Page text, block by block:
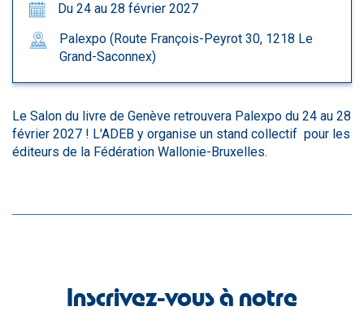
Le Salon du livre de Genève retrouvera Palexpo du 24 au 28
février 2027 ! L'ADEB y organise un stand collectif pour les
éditeurs de la Fédération Wallonie-Bruxelles.
Du 24 au 28 février 2027
Palexpo (Route François-Peyrot 30, 1218 Le
Grand-Saconnex)
Inscrivez-vous à notre